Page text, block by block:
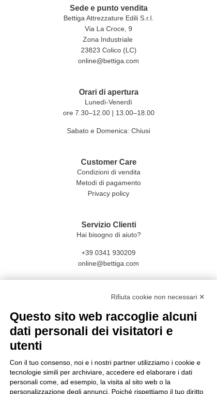
Sede e punto vendita
Bettiga Attrezzature Edili S.r.l.
Via La Croce, 9
Zona Industriale
23823 Colico (LC)
online@bettiga.com
Orari di apertura
Lunedì-Venerdì
ore 7.30–12.00 | 13.00–18.00
Sabato e Domenica: Chiusi
Customer Care
Condizioni di vendita
Metodi di pagamento
Privacy policy
Servizio Clienti
Hai bisogno di aiuto?
+39 0341 930209
online@bettiga.com
Social
Instagram
CONDIVISIONE E SICUREZZA E DATI
Rifiuta cookie non necessari ✕
Questo sito web raccoglie alcuni
dati personali dei visitatori e
utenti
Con il tuo consenso, noi e i nostri partner utilizziamo i cookie e
tecnologie simili per archiviare, accedere ed elaborare i dati
personali come, ad esempio, la visita al sito web o la
personalizzazione degli annunci. Poiché rispettiamo il tuo diritto